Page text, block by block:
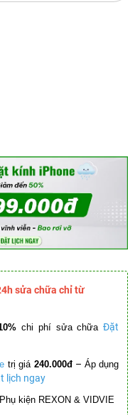
sửa chữa chỉ từ
chi phí sửa chữa Đặt
trị giá 240.000đ – Áp dụng
lịch ngay
kiện REXON & VIDVIE